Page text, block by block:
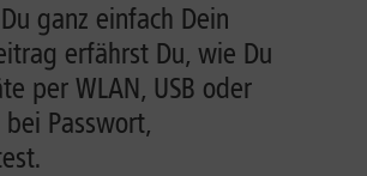
ganz einfach Dein
erfährst Du, wie Du
per WLAN, USB oder
Passwort,